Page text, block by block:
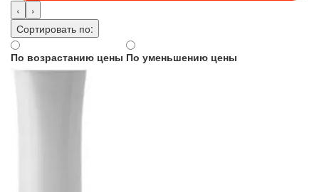
‹
›
Сортировать по:
По возрастанию цены По уменьшению цены